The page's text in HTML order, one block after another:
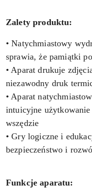
Zalety produktu:
• Natychmiastowy
sprawia, że pamiątki
• Aparat drukuje
niezawodny druk
• Aparat
intuicyjne
wszędzie
• Gry logiczne i
bezpieczeństwo i
Funkcje aparatu: